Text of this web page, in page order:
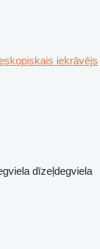
iekrāvējs
dīzeļdegviela